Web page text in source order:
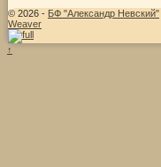
© 2026 - БФ "Александр Невский"
Weaver
↑